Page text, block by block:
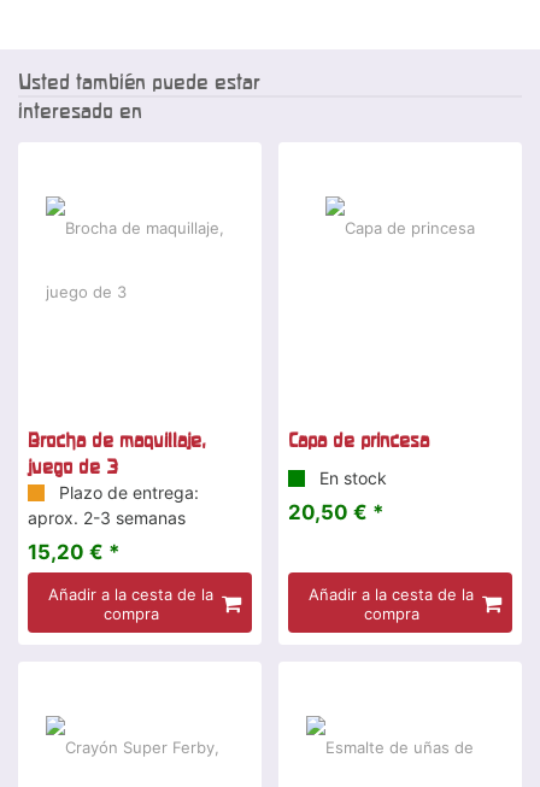
Usted también puede estar
interesado en
Brocha de maquillaje,
juego de 3
Plazo de entrega:
aprox. 2-3 semanas
15,20 € *
Añadir a la cesta de la
compra
Capa de princesa
En stock
20,50 € *
Añadir a la cesta de la
compra